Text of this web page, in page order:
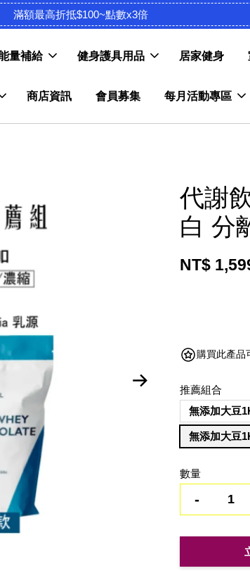
滿額最高折抵$100~點數x3倍
量補給 健身護具用品 居家健身
商店資訊 會員募集 每月活動專區
代謝
白 分
NT$
購買此產品
推薦組合
無添加大豆
無添加大豆
數量
-